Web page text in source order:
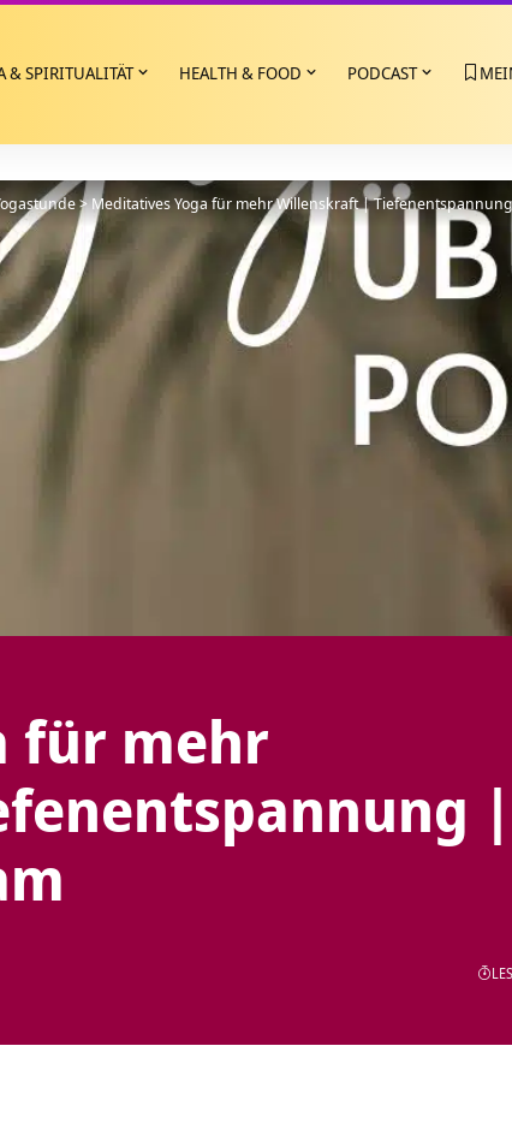
& SPIRITUALITÄT HEALTH & FOOD PODCAST
>Meditatives Yoga für mehr Willenskraft |
für mehr
|